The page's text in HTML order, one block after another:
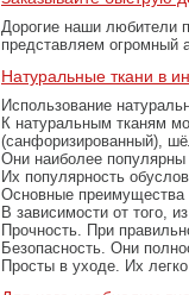
Дорогие наши любители
представляем огромный
Натуральные ткани в
Использование
К натуральным тканям
(санфоризированный),
Они наиболее популярны
Их популярность
Основные преимущества
В зависимости от того,
Прочность. При
Безопасность. Они
Просты в уходе. Их